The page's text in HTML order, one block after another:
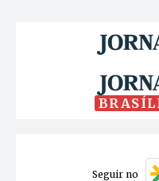
Seguir no